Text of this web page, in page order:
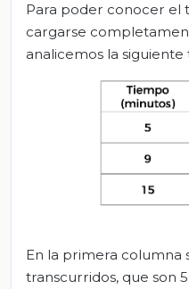
Para poder conocer el
cargarse
analicemos la siguiente
En la primera columna
transcurridos, que son